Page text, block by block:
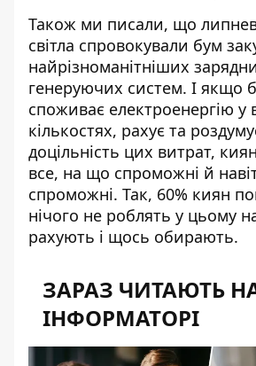
Також ми писали, що
світла спровокували бум
найрізноманітніших
генеруючих систем. І якщо
споживає електроенергію у
кількостях, рахує та
доцільність цих витрат,
все, на що спроможні й
спроможні. Так, 60% киян
нічого не роблять у цьому
рахують і щось обирають.
ЗАРАЗ ЧИТАЮТЬ
ІНФОРМАТОРІ